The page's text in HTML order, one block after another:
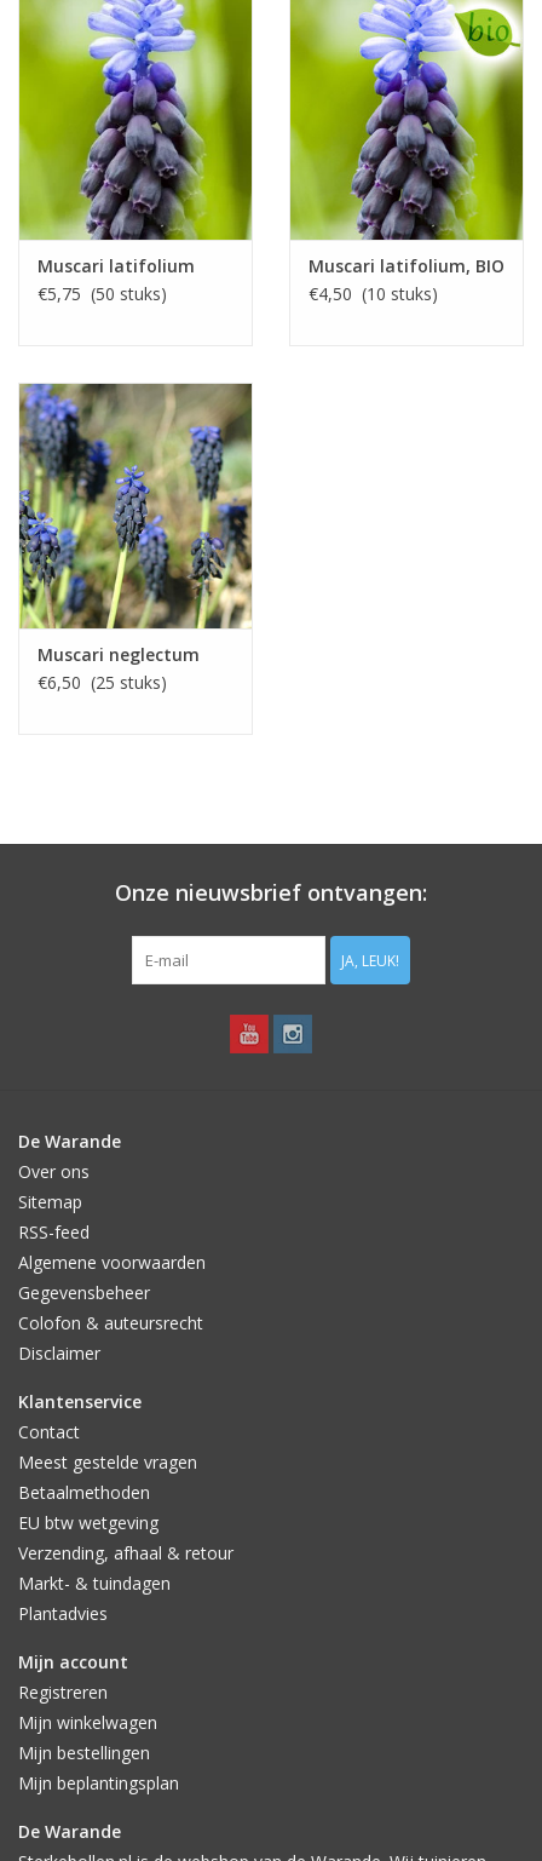
Muscari latifolium
€5,75 (50 stuks)
Muscari latifolium, BIO
€4,50 (10 stuks)
Muscari neglectum
€6,50 (25 stuks)
Onze nieuwsbrief ontvangen:
JA, LEUK!
De Warande
Over ons
Sitemap
RSS-feed
Algemene voorwaarden
Gegevensbeheer
Colofon & auteursrecht
Disclaimer
Klantenservice
Contact
Meest gestelde vragen
Betaalmethoden
EU btw wetgeving
Verzending, afhaal & retour
Markt- & tuindagen
Plantadvies
Mijn account
Registreren
Mijn winkelwagen
Mijn bestellingen
Mijn beplantingsplan
De Warande